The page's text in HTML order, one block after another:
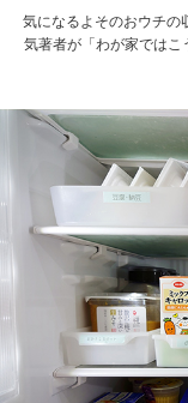
気になるよそのおウチの
気著者が「わが家ではこ